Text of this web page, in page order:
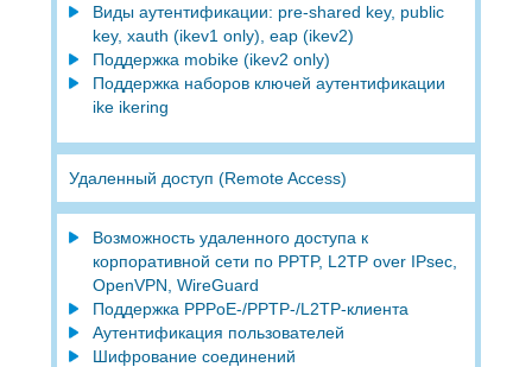
Виды аутентификации: pre-shared key, public
key, xauth (ikev1 only), eap (ikev2)
Поддержка mobike (ikev2 only)
Поддержка наборов ключей аутентификации
ike ikering
Удаленный доступ (Remote Access)
Возможность удаленного доступа к
корпоративной сети по PPTP, L2TP over IPsec,
OpenVPN, WireGuard
Поддержка PPPoE-/PPTP-/L2TP-клиента
Аутентификация пользователей
Шифрование соединений